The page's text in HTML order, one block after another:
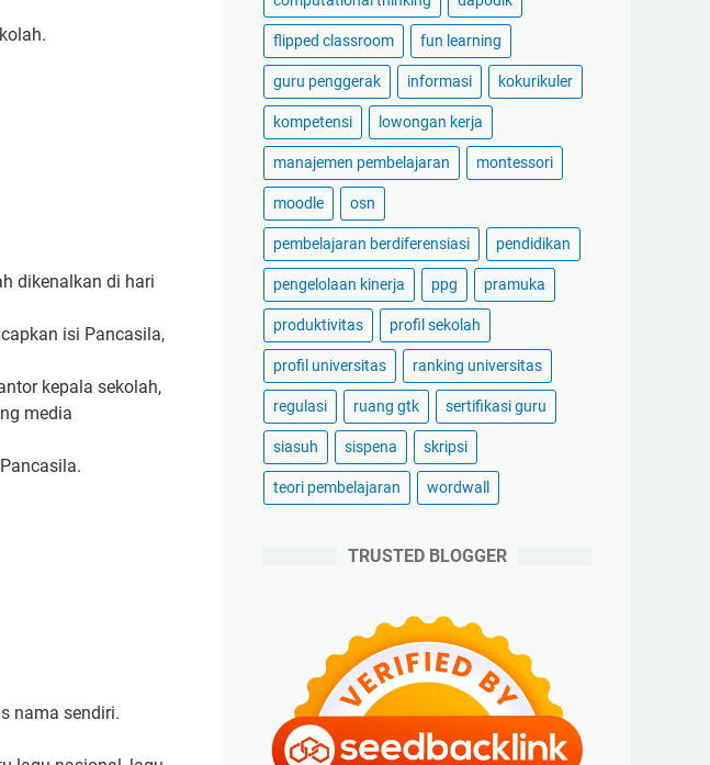
dikenalkan di hari
isi Pancasila,
kepala sekolah,
media
nama sendiri.
flipped classroom fun learning
guru penggerak informasi kokurikuler
kompetensi lowongan kerja
manajemen pembelajaran montessori
moodle osn
pembelajaran berdiferensiasi pendidikan
pengelolaan kinerja ppg pramuka
produktivitas profil sekolah
profil universitas ranking universitas
regulasi ruang gtk sertifikasi guru
siasuh sispena skripsi
teori pembelajaran wordwall
TRUSTED BLOGGER